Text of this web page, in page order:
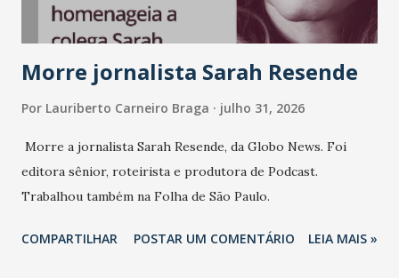
Morre jornalista Sarah Resende
Por Lauriberto Carneiro Braga julho 31, 2026
Morre a jornalista Sarah Resende, da Globo News. Foi
editora sênior, roteirista e produtora de Podcast.
Trabalhou também na Folha de São Paulo.
COMPARTILHAR POSTAR UM COMENTÁRIO LEIA MAIS »